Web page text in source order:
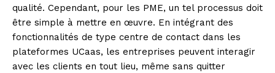
qualité. Cependant, pour les PME, un tel processus doit
être simple à mettre en œuvre. En intégrant des
fonctionnalités de type centre de contact dans les
plateformes UCaas, les entreprises peuvent interagir
avec les clients en tout lieu, même sans quitter